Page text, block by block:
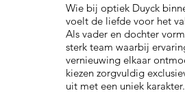
Wie bij optiek Duyck
voelt de liefde voor het
Als vader en dochter
sterk team waarbij
vernieuwing elkaar
kiezen zorgvuldig
uit met een uniek karakter.